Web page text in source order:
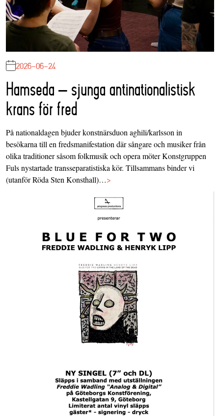
2026-06-24
Hamseda – sjunga antinationalistisk
krans för fred
På nationaldagen bjuder konstnärsduon aghili/karlsson in
besökarna till en fredsmanifestation där sångare och musiker från
olika traditioner såsom folkmusik och opera möter Konstgruppen
Fuls nystartade transseparatistiska kör. Tillsammans binder vi
(utanför Röda Sten Konsthall)…>